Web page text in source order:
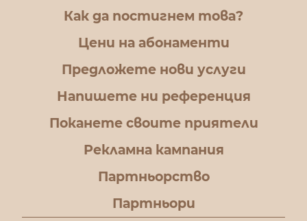
Как да постигнем това?
Цени на абонаменти
Предложете нови услуги
Напишете ни референция
Поканете своите приятели
Рекламна кампания
Партньорство
Партньори